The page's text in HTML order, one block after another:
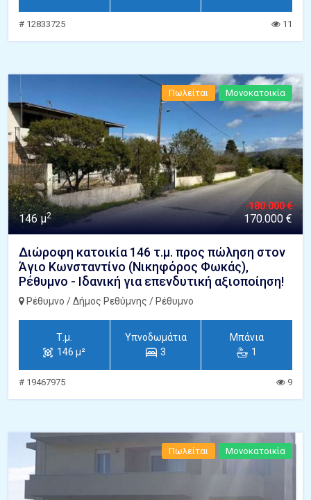
# 12833725 11
Πωλείται Μονοκατοικία
146 μ2
180.000 €
170.000 €
Διώροφη κατοικία 146 τ.μ. προς πώληση στον
Άγιο Κωνσταντίνο (Νικηφόρος Φωκάς),
Ρέθυμνο - Ιδανική για επενδυτική αξιοποίηση!
Ρέθυμνο / Δήμος Ρεθύμνης / Ρέθυμνο
Τ.μ.
146 μ²
Υπνοδωμάτια
3
Μπάνια
1
# 19467975 9
Πωλείται Μονοκατοικία